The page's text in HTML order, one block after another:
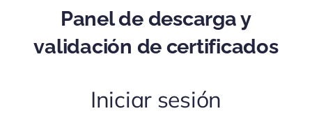
Panel de descarga y
validación de certificados
Iniciar sesión